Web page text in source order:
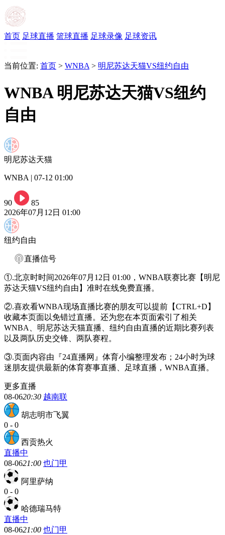
首页 足球直播 篮球直播 足球录像 足球资讯
当前位置: 首页 > WNBA > 明尼苏达天猫VS纽约自由
WNBA 明尼苏达天猫VS纽约
自由
明尼苏达天猫
WNBA | 07-12 01:00
90
85
2026年07月12日 01:00
纽约自由
直播信号
①.北京时时间2026年07月12日 01:00，WNBA联赛比赛【明尼
苏达天猫VS纽约自由】准时在线免费直播。
②.喜欢看WNBA现场直播比赛的朋友可以提前【CTRL+D】
收藏本页面以免错过直播。还为您在本页面索引了相关
WNBA、明尼苏达天猫直播、纽约自由直播的近期比赛列表
以及两队历史交锋、两队赛程。
③.页面内容由『24直播网』体育小编整理发布；24小时为球
迷朋友提供最新的体育赛事直播、足球直播，WNBA直播。
更多直播
08-0620:30 越南联
胡志明市飞翼
0 - 0
西贡热火
直播中
08-0621:00 也门甲
阿里萨纳
0 - 0
哈德瑞马特
直播中
08-0621:00 也门甲